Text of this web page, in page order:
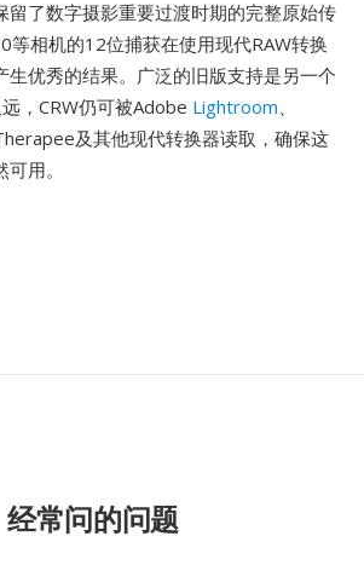
留了数字摄影重要过渡时期的完整原始传
等相机的12位捕获在使用现代RAW转换
生优秀的结果。广泛的旧版支持是另一个
，CRW仍可被Adobe Lightroom、
及其他现代转换器读取，确保这
用。
经常问的问题